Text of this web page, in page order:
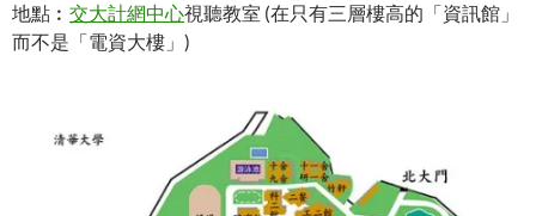
地點︰ 交大計網中心視聽教室 (在只有三層樓高的「資訊館」
而不是「電資大樓」)